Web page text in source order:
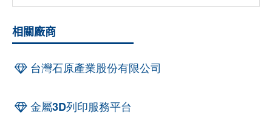
相關廠商
台灣石原產業股份有限公司
金屬3D列印服務平台